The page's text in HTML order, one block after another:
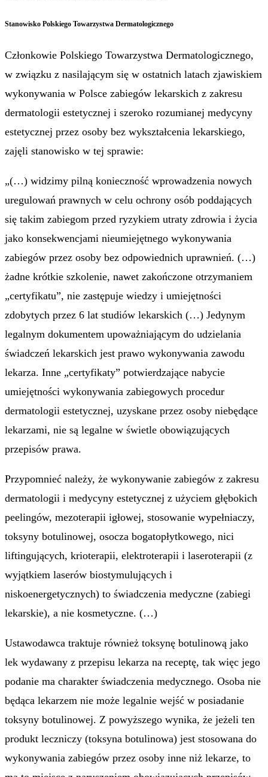
Stanowisko Polskiego Towarzystwa Dermatologicznego
Członkowie Polskiego Towarzystwa Dermatologicznego,
w związku z nasilającym się w ostatnich latach zjawiskiem
wykonywania w Polsce zabiegów lekarskich z zakresu
dermatologii estetycznej i szeroko rozumianej medycyny
estetycznej przez osoby bez wykształcenia lekarskiego,
zajęli stanowisko w tej sprawie:
„(…) widzimy pilną konieczność wprowadzenia nowych
uregulowań prawnych w celu ochrony osób poddających
się takim zabiegom przed ryzykiem utraty zdrowia i życia
jako konsekwencjami nieumiejętnego wykonywania
zabiegów przez osoby bez odpowiednich uprawnień. (…)
żadne krótkie szkolenie, nawet zakończone otrzymaniem
„certyfikatu”, nie zastępuje wiedzy i umiejętności
zdobytych przez 6 lat studiów lekarskich (…) Jedynym
legalnym dokumentem upoważniającym do udzielania
świadczeń lekarskich jest prawo wykonywania zawodu
lekarza. Inne „certyfikaty” potwierdzające nabycie
umiejętności wykonywania zabiegowych procedur
dermatologii estetycznej, uzyskane przez osoby niebędące
lekarzami, nie są legalne w świetle obowiązujących
przepisów prawa.
Przypomnieć należy, że wykonywanie zabiegów z zakresu
dermatologii i medycyny estetycznej z użyciem głębokich
peelingów, mezoterapii igłowej, stosowanie wypełniaczy,
toksyny botulinowej, osocza bogatopłytkowego, nici
liftingujących, krioterapii, elektroterapii i laseroterapii (z
wyjątkiem laserów biostymulujących i
niskoenergetycznych) to świadczenia medyczne (zabiegi
lekarskie), a nie kosmetyczne. (…)
Ustawodawca traktuje również toksynę botulinową jako
lek wydawany z przepisu lekarza na receptę, tak więc jego
podanie ma charakter świadczenia medycznego. Osoba nie
będąca lekarzem nie może legalnie wejść w posiadanie
toksyny botulinowej. Z powyższego wynika, że jeżeli ten
produkt leczniczy (toksyna botulinowa) jest stosowana do
wykonywania zabiegów przez osoby inne niż lekarze, to